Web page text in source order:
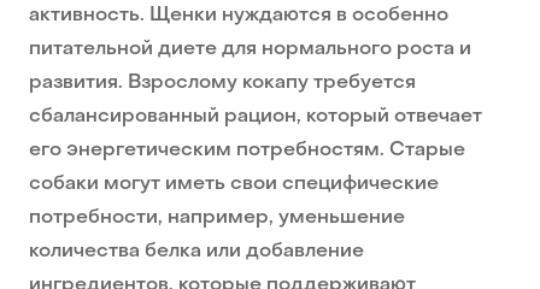
активность. Щенки нуждаются в особенно
питательной диете для нормального роста и
развития. Взрослому кокапу требуется
сбалансированный рацион, который отвечает
его энергетическим потребностям. Старые
собаки могут иметь свои специфические
потребности, например, уменьшение
количества белка или добавление